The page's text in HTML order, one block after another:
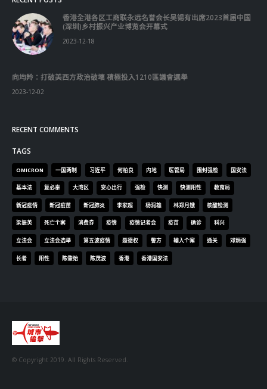
香港全港各区工商联永远名誉会长吴锡有出席2023首届中国
(深圳)乡村振兴产业博览会开幕式
2023-12-18
向均羚：打破美西方政治破壞 積極投入1210區議會選舉
2023-12-02
RECENT COMMENTS
TAGS
OMICRON 一国两制 习近平 何柏良 内地 医管局 围封强检 国安法
基本法 复必泰 大湾区 安心出行 强检 快测 快测阳性 教育局
新冠疫情 新冠疫苗 新冠肺炎 李家超 杨润雄 林郑月娥 核酸检测
梁振英 死亡个案 消费券 疫情 疫情记者会 疫苗 确诊 科兴
立法会 立法会选举 第五波疫情 聂德权 警方 输入个案 通关 邓炳强
长者 阳性 陈肇始 陈茂波 香港 香港国安法
© Copyright 2019. All Rights Reserved.